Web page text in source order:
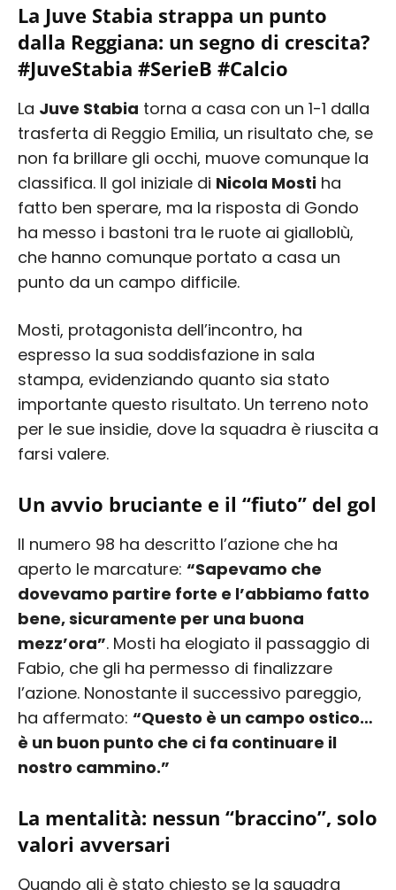
La Juve Stabia strappa un punto
dalla Reggiana: un segno di crescita?
#JuveStabia #SerieB #Calcio
La Juve Stabia torna a casa con un 1-1 dalla
trasferta di Reggio Emilia, un risultato che, se
non fa brillare gli occhi, muove comunque la
classifica. Il gol iniziale di Nicola Mosti ha
fatto ben sperare, ma la risposta di Gondo
ha messo i bastoni tra le ruote ai gialloblù,
che hanno comunque portato a casa un
punto da un campo difficile.
Mosti, protagonista dell’incontro, ha
espresso la sua soddisfazione in sala
stampa, evidenziando quanto sia stato
importante questo risultato. Un terreno noto
per le sue insidie, dove la squadra è riuscita a
farsi valere.
Un avvio bruciante e il “fiuto” del gol
Il numero 98 ha descritto l’azione che ha
aperto le marcature: “Sapevamo che
dovevamo partire forte e l’abbiamo fatto
bene, sicuramente per una buona
mezz’ora”. Mosti ha elogiato il passaggio di
Fabio, che gli ha permesso di finalizzare
l’azione. Nonostante il successivo pareggio,
ha affermato: “Questo è un campo ostico…
è un buon punto che ci fa continuare il
nostro cammino.”
La mentalità: nessun “braccino”, solo
valori avversari
Quando gli è stato chiesto se la squadra